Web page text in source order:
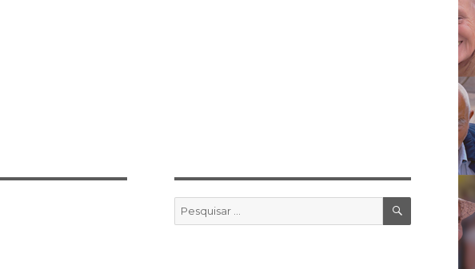
Pesquisar
por: